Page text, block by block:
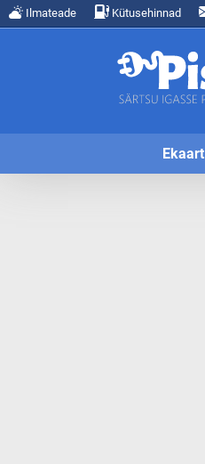
Ilmateade Kütusehinnad
Ekaart